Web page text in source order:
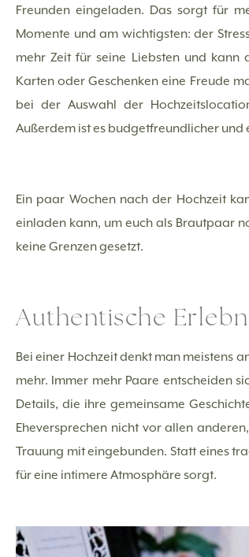
Freunden eingeladen. Das sorgt für
Momente und am wichtigsten: der
mehr Zeit für seine Liebsten und kann
Karten oder Geschenken eine Freude
bei der Auswahl der
Außerdem ist es budgetfreundlicher und
Ein paar Wochen nach der Hochzeit
einladen kann, um euch als Brautpaar
keine Grenzen gesetzt.
Authentische
Bei einer Hochzeit denkt man meistens
mehr. Immer mehr Paare entscheiden
Details, die ihre gemeinsame
Eheversprechen nicht vor allen
Trauung mit eingebunden. Statt eines
für eine intimere Atmosphäre sorgt.